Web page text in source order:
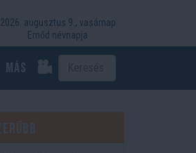
2026. augusztus 9., vasárnap
Emőd névnapja
más